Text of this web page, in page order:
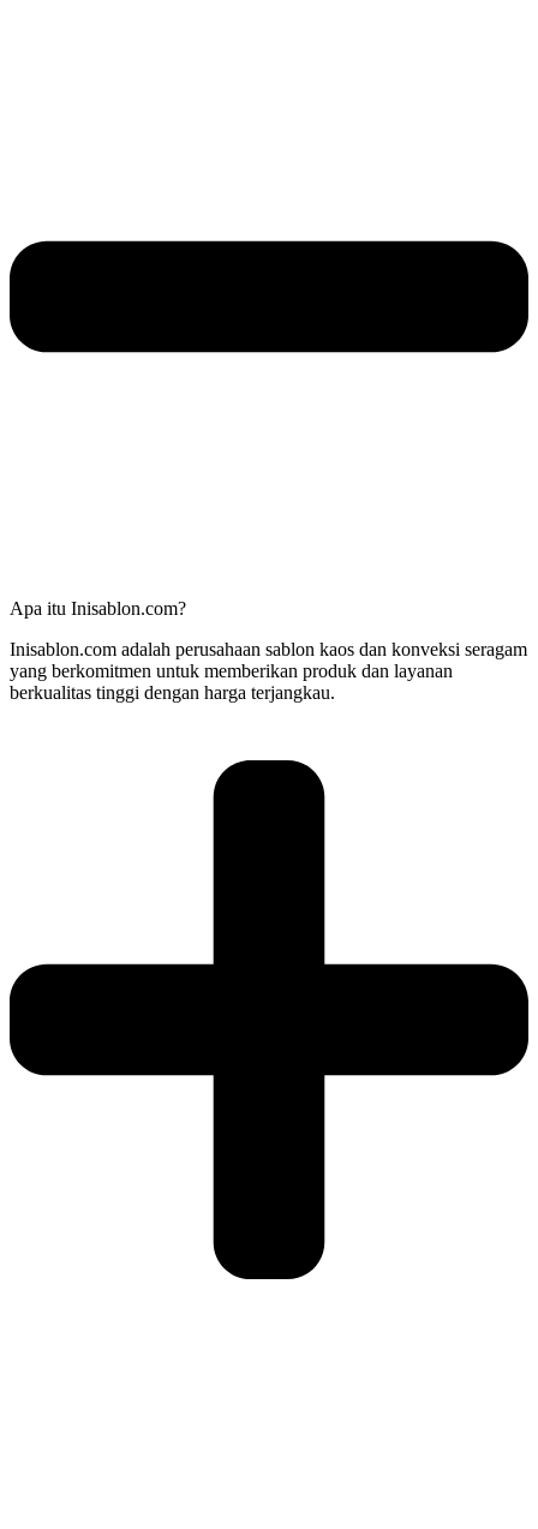
Apa itu Inisablon.com?
Inisablon.com adalah perusahaan sablon kaos dan konveksi seragam
yang berkomitmen untuk memberikan produk dan layanan
berkualitas tinggi dengan harga terjangkau.